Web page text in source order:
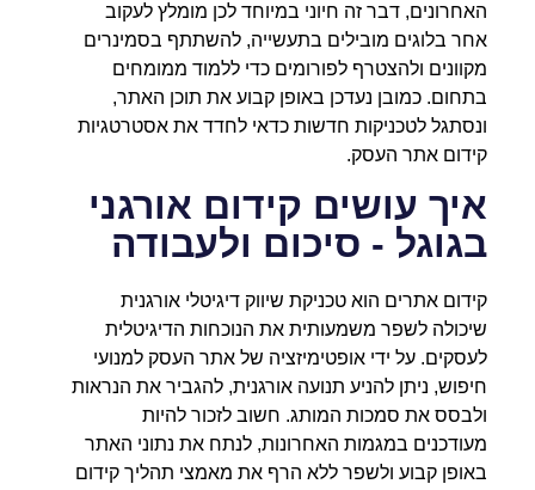
האחרונים, דבר זה חיוני במיוחד לכן מומלץ לעקוב
אחר בלוגים מובילים בתעשייה, להשתתף בסמינרים
מקוונים ולהצטרף לפורומים כדי ללמוד ממומחים
בתחום. כמובן נעדכן באופן קבוע את תוכן האתר,
ונסתגל לטכניקות חדשות כדאי לחדד את אסטרטגיות
קידום אתר העסק.
איך עושים קידום אורגני
בגוגל - סיכום ולעבודה
קידום אתרים הוא טכניקת שיווק דיגיטלי אורגנית
שיכולה לשפר משמעותית את הנוכחות הדיגיטלית
לעסקים. על ידי אופטימיזציה של אתר העסק למנועי
חיפוש, ניתן להניע תנועה אורגנית, להגביר את הנראות
ולבסס את סמכות המותג. חשוב לזכור להיות
מעודכנים במגמות האחרונות, לנתח את נתוני האתר
באופן קבוע ולשפר ללא הרף את מאמצי תהליך קידום